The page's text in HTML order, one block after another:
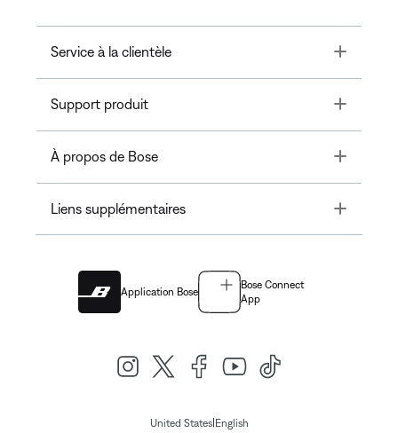
Service à la clientèle Toggle
Support produit Toggle
À propos de Bose Toggle
Liens supplémentaires Toggle
Application Bose
Bose Connect
App
United States| English